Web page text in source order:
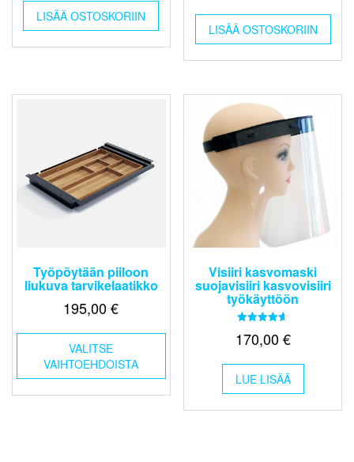
LISÄÄ OSTOSKORIIN
LISÄÄ OSTOSKORIIN
Työpöytään piiloon
liukuva tarvikelaatikko
195,00€
VALITSE
VAIHTOEHDOISTA
Tällä
useampi
muunnelma.
Visiiri kasvomaski
suojavisiiri kasvovisiiri
työkäyttöön
tuotteesta:
4.60
170,00€
LUE LISÄÄ